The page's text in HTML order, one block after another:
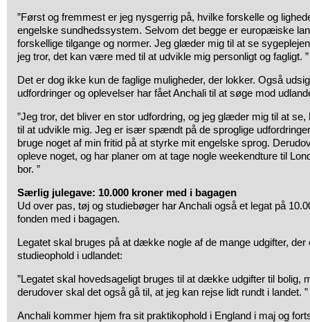
”Først og fremmest er jeg nysgerrig på, hvilke forskelle og
engelske sundhedssystem. Selvom det begge er europæiske
forskellige tilgange og normer. Jeg glæder mig til at se
jeg tror, det kan være med til at udvikle mig personligt og fagligt. ”
Det er dog ikke kun de faglige muligheder, der lokker. Også
udfordringer og oplevelser har fået Anchali til at søge mod
”Jeg tror, det bliver en stor udfordring, og jeg glæder mig til at
til at udvikle mig. Jeg er især spændt på de sproglige
bruge noget af min fritid på at styrke mit engelske sprog.
opleve noget, og har planer om at tage nogle weekendture til
bor. ”
Særlig julegave: 10.000 kroner med i bagagen
Ud over pas, tøj og studiebøger har Anchali også et legat på
fonden med i bagagen.
Legatet skal bruges på at dække nogle af de mange udgifter, der
studieophold i udlandet:
”Legatet skal hovedsageligt bruges til at dække udgifter til bolig,
derudover skal det også gå til, at jeg kan rejse lidt rundt i landet. ”
Anchali kommer hjem fra sit praktikophold i England i maj og